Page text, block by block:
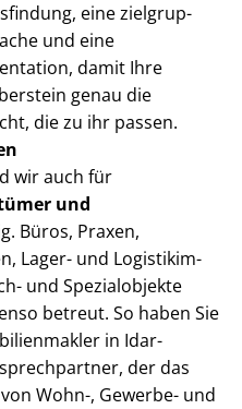
eine ziel­grup­
und eine
damit Ihre
genau die
die zu ihr passen.
wir auch für
und
Büros, Praxen,
Lager- und Lo­gis­tik­im­
und Spezialobjekte
betreut. So haben Sie
in Idar-
der das
Wohn-, Gewerbe- und